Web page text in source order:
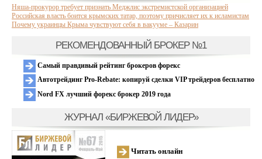
Няша-прокурор требует признать Меджлис экстремистской организацией
Российская власть боится крымских татар, поэтому причисляет их к исламистам
Почему украинцы Крыма чувствуют себя в вакууме – Казарин
РЕКОМЕНДОВАННЫЙ БРОКЕР №1
Самый правдивый рейтинг брокеров форекс
Автотрейдинг Pro-Rebate: копируй сделки VIP трейдеров бесплатно
Nord FX лучший форекс брокер 2019 года
ЖУРНАЛ «БИРЖЕВОЙ ЛИДЕР»
Читать онлайн